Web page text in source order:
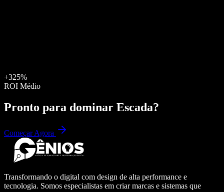
+325%
ROI Médio
Pronto para dominar Escada?
Começar Agora
Transformando o digital com design de alta performance e
tecnologia. Somos especialistas em criar marcas e sistemas que